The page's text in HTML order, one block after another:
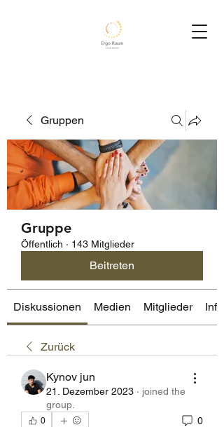
Gruppen
Gruppe
Öffentlich · 143 Mitglieder
Beitreten
Diskussionen Medien Mitglieder Info
Zurück
Kynov jun
21. Dezember 2023 · joined the
group.
0 0